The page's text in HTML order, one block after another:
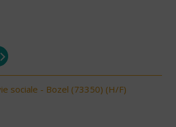
sociale - Bozel (73350) (H/F)